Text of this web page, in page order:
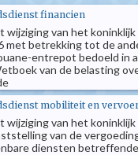
financien
wijziging van het koninklijk
met betrekking tot de
entrepot bedoeld in
van de belasting
mobiliteit en
wijziging van het
van de
diensten